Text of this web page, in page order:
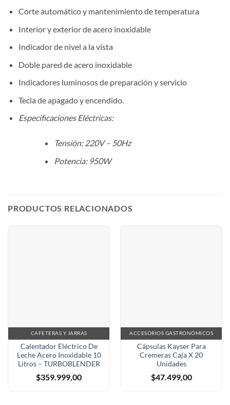
Corte automático y mantenimiento de temperatura
Interior y exterior de acero inoxidable
Indicador de nivel a la vista
Doble pared de acero inoxidable
Indicadores luminosos de preparación y servicio
Tecla de apagado y encendido.
Especificaciones Eléctricas:
Tensión: 220V – 50Hz
Potencia: 950W
PRODUCTOS RELACIONADOS
CAFETERAS Y JARRAS
Calentador Eléctrico De
Leche Acero Inoxidable 10
Litros – TURBOBLENDER
$359.999,00
ACCESORIOS GASTRONÓMICOS
Cápsulas Kayser Para
Cremeras Caja X 20
Unidades
$47.499,00